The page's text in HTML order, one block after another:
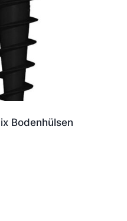
Bodenhülsen